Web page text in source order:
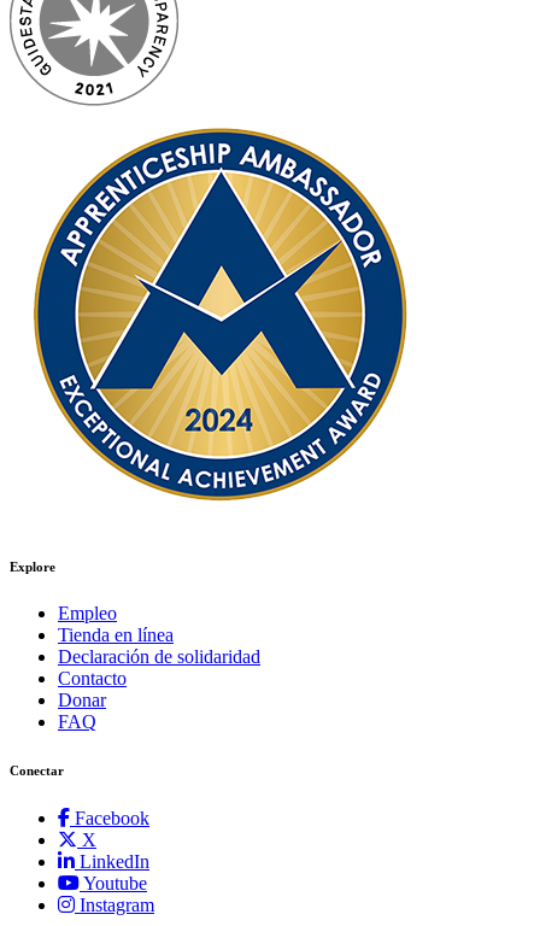
Explore
Empleo
Tienda en línea
Declaración de solidaridad
Contacto
Donar
FAQ
Conectar
Facebook
X
LinkedIn
Youtube
Instagram